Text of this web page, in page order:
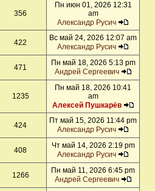
356
Пн июн 01, 2026 12:31
am
Александр Русич
422
Вс май 24, 2026 12:07 am
Александр Русич
471
Пн май 18, 2026 5:13 pm
Андрей Сергеевич
1235
Пн май 18, 2026 10:41
am
Алексей Пушкарёв
424
Пт май 15, 2026 11:44 pm
Александр Русич
408
Чт май 14, 2026 2:19 pm
Александр Русич
1266
Пн май 11, 2026 6:45 pm
Андрей Сергеевич